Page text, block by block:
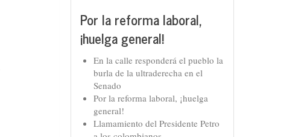
Por la reforma laboral,
¡huelga general!
En la calle responderá el pueblo la
burla de la ultraderecha en el
Senado
Por la reforma laboral, ¡huelga
general!
Llamamiento del Presidente Petro